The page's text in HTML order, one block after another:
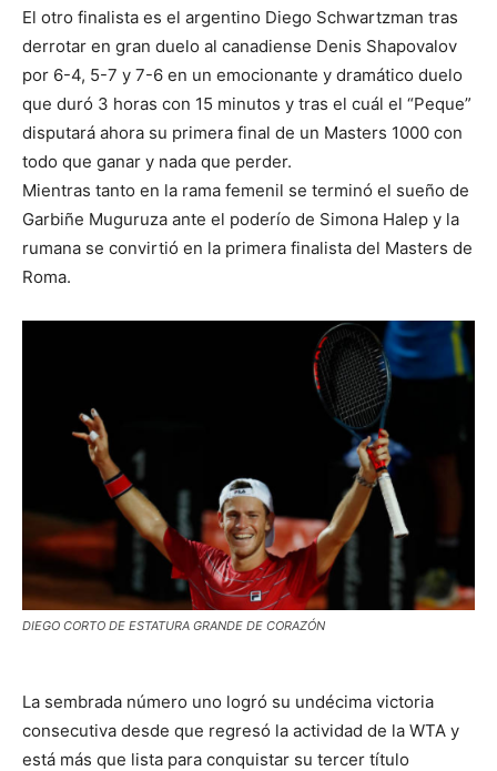
El otro finalista es el argentino Diego Schwartzman tras
derrotar en gran duelo al canadiense Denis Shapovalov
por 6-4, 5-7 y 7-6 en un emocionante y dramático duelo
que duró 3 horas con 15 minutos y tras el cuál el “Peque”
disputará ahora su primera final de un Masters 1000 con
todo que ganar y nada que perder.
Mientras tanto en la rama femenil se terminó el sueño de
Garbiñe Muguruza ante el poderío de Simona Halep y la
rumana se convirtió en la primera finalista del Masters de
Roma.
DIEGO CORTO DE ESTATURA GRANDE DE CORAZÓN
La sembrada número uno logró su undécima victoria
consecutiva desde que regresó la actividad de la WTA y
está más que lista para conquistar su tercer título